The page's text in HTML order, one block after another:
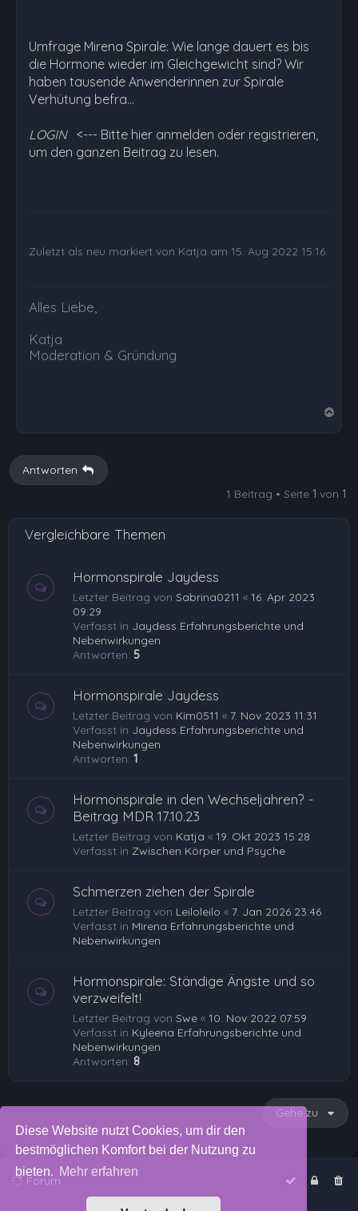
Diese Website nutzt Cookies, um dir den
bestmöglichen Komfort bei der Nutzung zu
bieten. Mehr erfahren
Umfrage Mirena Spirale: Wie lange dauert es bis
die Hormone wieder im Gleichgewicht sind? Wir
haben tausende Anwenderinnen zur Spirale
Verhütung befra…
LOGIN <--- Bitte hier anmelden oder registrieren,
um den ganzen Beitrag zu lesen.
Zuletzt als neu markiert von Katja am 15. Aug 2022 15:16.
Alles Liebe,
Katja
Moderation & Gründung
b
Antworten
1 Beitrag • Seite 1 von 1
Vergleichbare Themen
Hormonspirale Jaydess
Letzter Beitrag von Sabrina0211 « 16. Apr 2023
09:29
Verfasst in Jaydess Erfahrungsberichte und
Nebenwirkungen
Antworten: 5
Hormonspirale Jaydess
Letzter Beitrag von Kim0511 « 7. Nov 2023 11:31
Verfasst in Jaydess Erfahrungsberichte und
Nebenwirkungen
Antworten: 1
Hormonspirale in den Wechseljahren? -
Beitrag MDR 17.10.23
Letzter Beitrag von Katja « 19. Okt 2023 15:28
Verfasst in Zwischen Körper und Psyche
Schmerzen ziehen der Spirale
Letzter Beitrag von Leiloleilo « 7. Jan 2026 23:46
Verfasst in Mirena Erfahrungsberichte und
Nebenwirkungen
Hormonspirale: Ständige Ängste und so
verzweifelt!
Letzter Beitrag von Swe « 10. Nov 2022 07:59
Verfasst in Kyleena Erfahrungsberichte und
Nebenwirkungen
Antworten: 8
Gehe zu
Forum